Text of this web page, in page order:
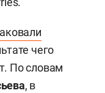
чего
По словам
, в